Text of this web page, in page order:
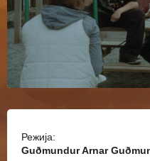
Режија:
Guðmundur Arnar